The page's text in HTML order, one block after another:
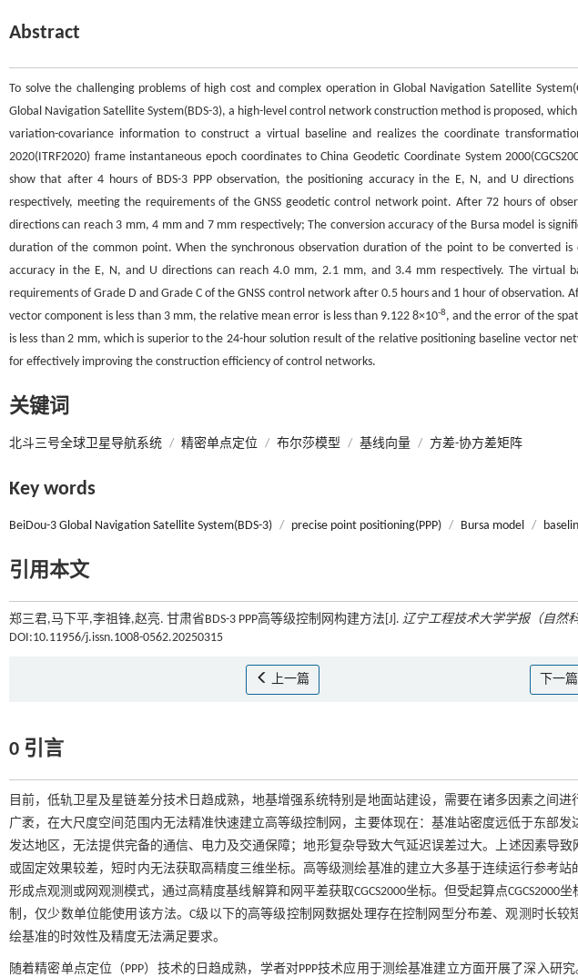
Abstract
To solve the challenging problems of high cost and complex operation in Global Navigation Satellite
Global Navigation Satellite System(BDS-3), a high-level control network construction method is proposed,
variation-covariance information to construct a virtual baseline and realizes the coordinate
2020(ITRF2020) frame instantaneous epoch coordinates to China Geodetic Coordinate System
show that after 4 hours of BDS-3 PPP observation, the positioning accuracy in the E, N, and U
respectively, meeting the requirements of the GNSS geodetic control network point. After 72 hours of
directions can reach 3 mm, 4 mm and 7 mm respectively; The conversion accuracy of the Bursa model is
duration of the common point. When the synchronous observation duration of the point to be converted
accuracy in the E, N, and U directions can reach 4.0 mm, 2.1 mm, and 3.4 mm respectively. The virtual
requirements of Grade D and Grade C of the GNSS control network after 0.5 hours and 1 hour of observation.
vector component is less than 3 mm, the relative mean error is less than 9.122 8×10-8, and the error of the
is less than 2 mm, which is superior to the 24-hour solution result of the relative positioning baseline vector
for effectively improving the construction efficiency of control networks.
关键词
北斗三号全球卫星导航系统 / 精密单点定位 / 布尔莎模型 / 基线向量 / 方差-协方差矩阵
Key words
BeiDou-3 Global Navigation Satellite System(BDS-3) / precise point positioning(PPP) / Bursa model /
引用本文
郑三君,马下平,李祖锋,赵亮. 甘肃省BDS-3 PPP高等级控制网构建方法[J]. 辽宁工程技术大学学报（自然科
DOI:10.11956/j.issn.1008-0562.20250315
上一篇 下一篇
0 引言
目前，低轨卫星及星链差分技术日趋成熟，地基增强系统特别是地面站建设，需要在诸多因素之间
广袤，在大尺度空间范围内无法精准快速建立高等级控制网，主要体现在：基准站密度远低于东部
发达地区，无法提供完备的通信、电力及交通保障；地形复杂导致大气延迟误差过大。上述因素导致
或固定效果较差，短时内无法获取高精度三维坐标。高等级测绘基准的建立大多基于连续运行参考
形成点观测或网观测模式，通过高精度基线解算和网平差获取CGCS2000坐标。但受起算点CGCS2000
制，仅少数单位能使用该方法。C级以下的高等级控制网数据处理存在控制网型分布差、观测时长较
绘基准的时效性及精度无法满足要求。
随着精密单点定位（PPP）技术的日趋成熟，学者对PPP技术应用于测绘基准建立方面开展了深入研究